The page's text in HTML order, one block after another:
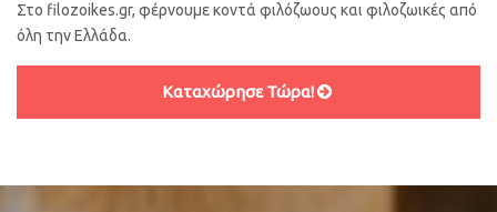
Στο filozoikes.gr, φέρνουμε κοντά φιλόζωους και φιλοζωικές από
όλη την Ελλάδα.
Καταχώρησε Τώρα!